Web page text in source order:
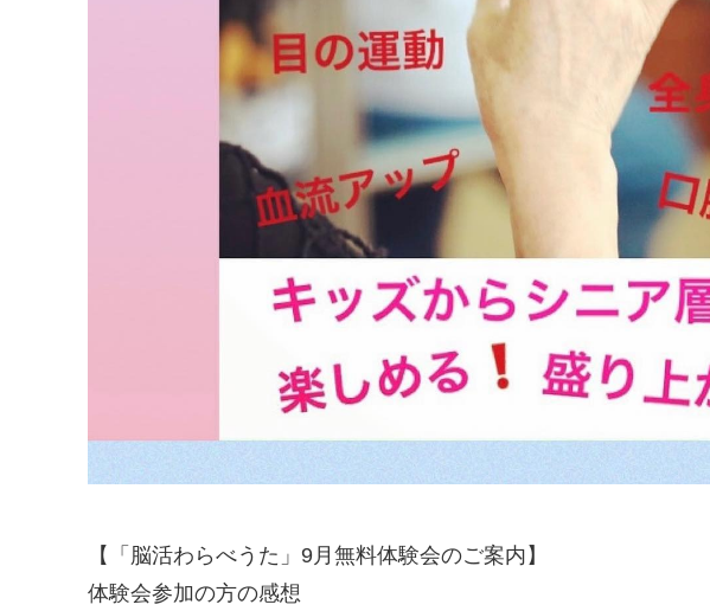
【「脳活わらべうた」9月無料体験会のご案内】
体験会参加の方の感想